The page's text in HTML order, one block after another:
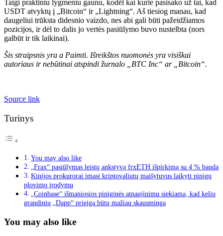
Taigi praktiniu lygmeniu gaunu, kodėl kai kurie pasisako už tai, kad
USDT atvyktų į „Bitcoin“ ir „Lightning“. Aš tiesiog manau, kad
daugeliui trūksta didesnio vaizdo, nes abi gali būti pažeidžiamos
pozicijos, ir dėl to dalis jo vertės pasiūlymo buvo nustelbta (nors
galbūt ir tik laikinai).
Šis straipsnis yra a Paimti. Išreikštos nuomonės yra visiškai
autoriaus ir nebūtinai atspindi žurnalo „BTC Inc“ ar „Bitcoin“.
Source link
Turinys
You may also like
„Frax“ pasiūlymas leistų ankstyvą frxETH išpirkimą su 4 % bauda
Kinijos prokurorai imasi kriptovaliutų maišytuvus laikyti pinigų
plovimo įrodymu
„Coinbase“ išmaniosios piniginės atnaujinimu siekiama, kad kelių
grandinių „Dapp“ prieiga būtų mažiau skausminga
You may also like